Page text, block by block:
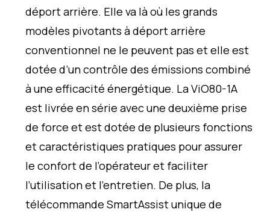
déport arrière. Elle va là où les grands
modèles pivotants à déport arrière
conventionnel ne le peuvent pas et elle est
dotée d’un contrôle des émissions combiné
à une efficacité énergétique. La ViO80-1A
est livrée en série avec une deuxième prise
de force et est dotée de plusieurs fonctions
et caractéristiques pratiques pour assurer
le confort de l’opérateur et faciliter
l’utilisation et l’entretien. De plus, la
télécommande SmartAssist unique de